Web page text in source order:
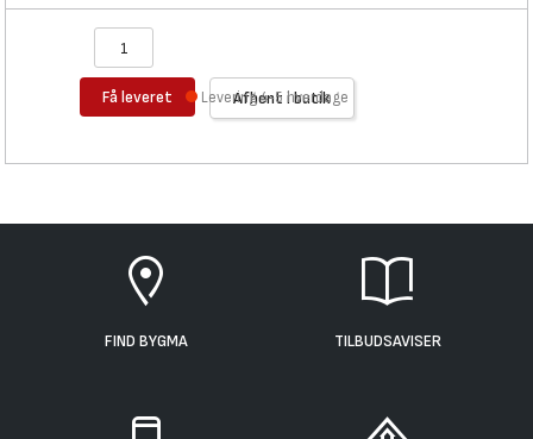
Få leveret Afhent i butik
Levering 4-5 hverdage
FIND BYGMA TILBUDSAVISER